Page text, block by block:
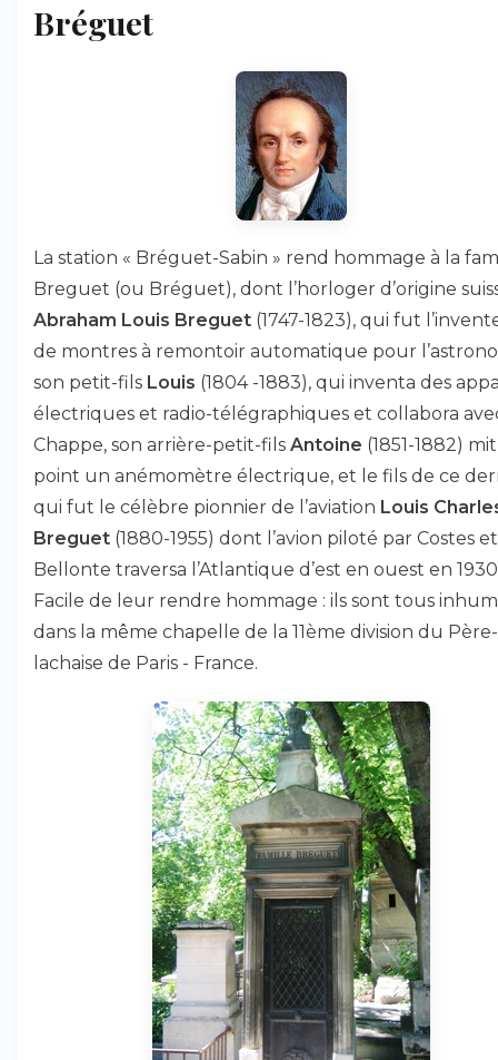
Bréguet
La station « Bréguet-Sabin » rend hommage à la
Breguet (ou Bréguet), dont l’horloger d’origine
Abraham Louis Breguet (1747-1823), qui fut
de montres à remontoir automatique pour
son petit-fils Louis (1804 -1883), qui inventa des
électriques et radio-télégraphiques et collabora
Chappe, son arrière-petit-fils Antoine (1851-1882)
point un anémomètre électrique, et le fils de ce
qui fut le célèbre pionnier de l’aviation Louis
Breguet (1880-1955) dont l’avion piloté par Costes et
Bellonte traversa l’Atlantique d’est en ouest en
Facile de leur rendre hommage : ils sont tous
dans la même chapelle de la 11ème division du Père-
lachaise de Paris - France.